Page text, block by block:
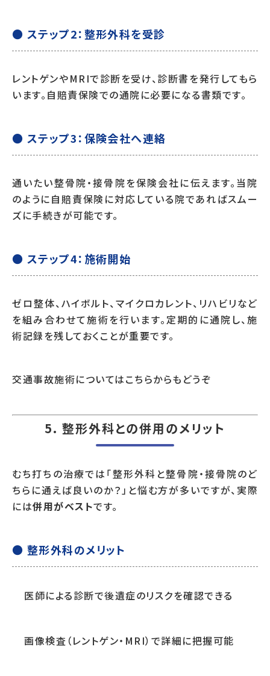
● ステップ2：整形外科を受診
レントゲンやMRIで診断を受け、診断書を発行してもら
います。自賠責保険での通院に必要になる書類です。
● ステップ3：保険会社へ連絡
通いたい整骨院・接骨院を保険会社に伝えます。当院
のように自賠責保険に対応している院であればスムー
ズに手続きが可能です。
● ステップ4：施術開始
ゼロ整体、ハイボルト、マイクロカレント、リハビリなど
を組み合わせて施術を行います。定期的に通院し、施
術記録を残しておくことが重要です。
交通事故施術についてはこちらからもどうぞ
5. 整形外科との併用のメリット
むち打ちの治療では「整形外科と整骨院・接骨院のど
ちらに通えば良いのか？」と悩む方が多いですが、実際
には併用がベストです。
● 整形外科のメリット
医師による診断で後遺症のリスクを確認できる
画像検査（レントゲン・MRI）で詳細に把握可能